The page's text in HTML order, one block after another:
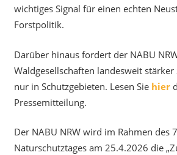
wichtiges Signal für einen echten
Forstpolitik.
Darüber hinaus fordert der NABU
Waldgesellschaften landesweit
nur in Schutzgebieten. Lesen Sie hier
Pressemitteilung.
Der NABU NRW wird im Rahmen des
Naturschutztages am 25.4.2026 die